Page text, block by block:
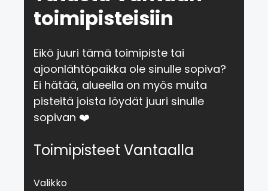
toimipisteisiin
Eikö juuri tämä toimipiste tai
ajoonlähtöpaikka ole sinulle sopiva?
Ei hätää, alueella on myös muita
pisteitä joista löydät juuri sinulle
sopivan ❤️
Toimipisteet Vantaalla
Valikko